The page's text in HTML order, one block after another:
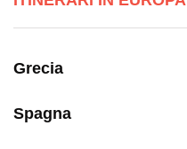
Grecia
Spagna